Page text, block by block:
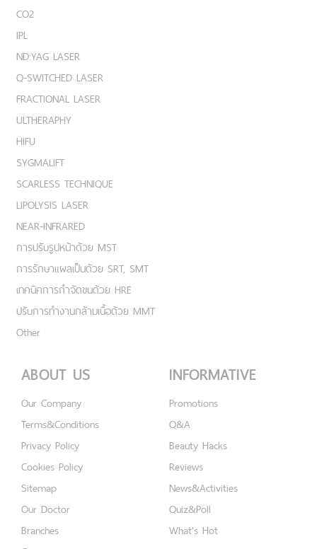
CO2
IPL
ND:YAG LASER
Q-SWITCHED LASER
FRACTIONAL LASER
ULTHERAPHY
HIFU
SYGMALIFT
SCARLESS TECHNIQUE
LIPOLYSIS LASER
NEAR-INFRARED
การปรับรูปหน้าด้วย MST
การรักษาแผลเป็นด้วย SRT, SMT
เทคนิคการกำจัดขนด้วย HRE
ปรับการทำงานกล้ามเนื้อด้วย MMT
Other
ABOUT US
Our Company
Terms&Conditions
Privacy Policy
Cookies Policy
Sitemap
Our Doctor
Branches
INFORMATIVE
Promotions
Q&A
Beauty Hacks
Reviews
News&Activities
Quiz&Poll
What's Hot